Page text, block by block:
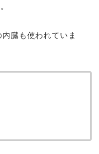
臓も使われていま